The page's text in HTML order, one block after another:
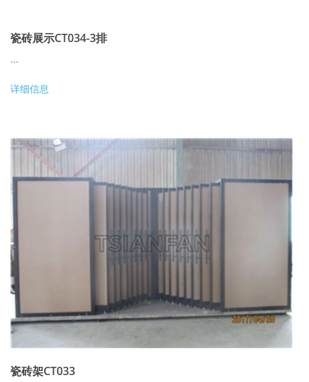
瓷砖展示CT034-3排
...
详细信息
瓷砖架CT033